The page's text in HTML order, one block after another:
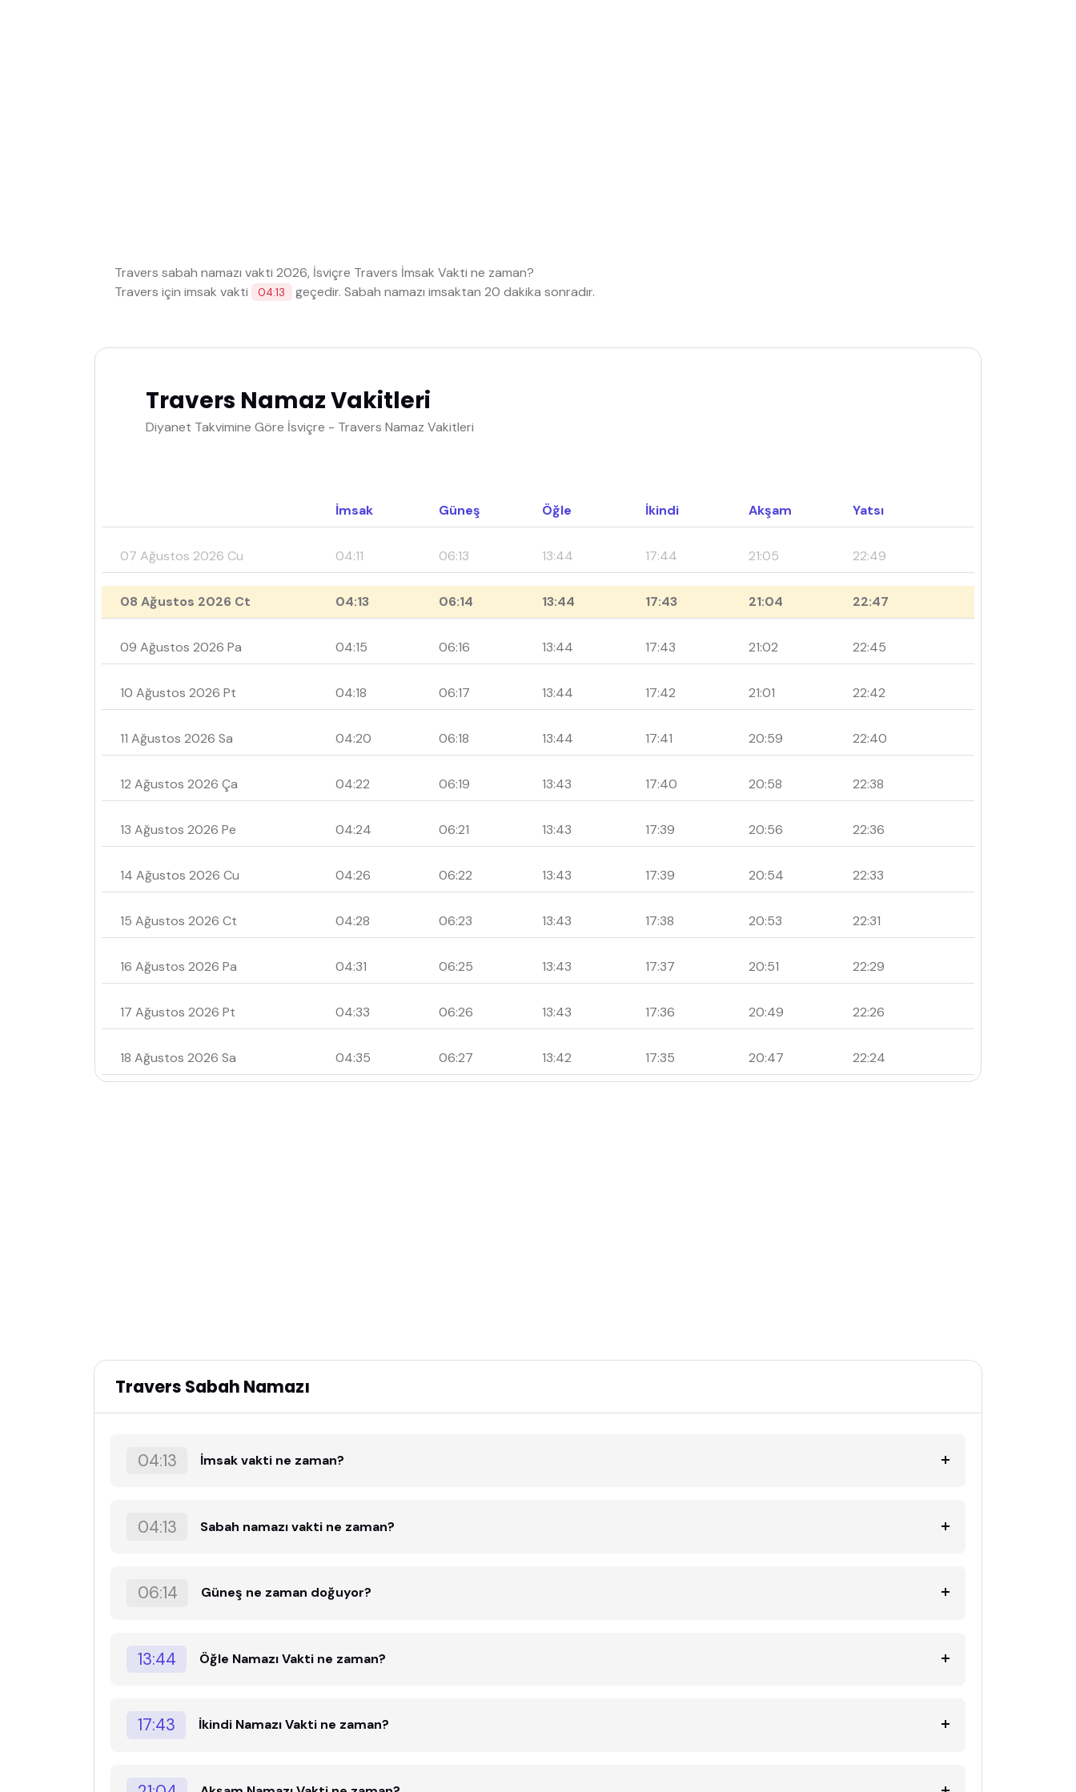
Travers sabah namazı vakti 2026, İsviçre Travers İmsak Vakti ne zaman?
Travers için imsak vakti
04:13 geçedir. Sabah namazı imsaktan 20 dakika sonradır.
Travers Namaz Vakitleri
Diyanet Takvimine Göre İsviçre - Travers Namaz Vakitleri
İmsak Güneş Öğle İkindi Akşam Yatsı
07 Ağustos 2026 Cu 04:11 06:13 13:44 17:44 21:05 22:49
08 Ağustos 2026 Ct 04:13 06:14 13:44 17:43 21:04 22:47
09 Ağustos 2026 Pa 04:15 06:16 13:44 17:43 21:02 22:45
10 Ağustos 2026 Pt 04:18 06:17 13:44 17:42 21:01 22:42
11 Ağustos 2026 Sa 04:20 06:18 13:44 17:41 20:59 22:40
12 Ağustos 2026 Ça 04:22 06:19 13:43 17:40 20:58 22:38
13 Ağustos 2026 Pe 04:24 06:21 13:43 17:39 20:56 22:36
14 Ağustos 2026 Cu 04:26 06:22 13:43 17:39 20:54 22:33
15 Ağustos 2026 Ct 04:28 06:23 13:43 17:38 20:53 22:31
16 Ağustos 2026 Pa 04:31 06:25 13:43 17:37 20:51 22:29
17 Ağustos 2026 Pt 04:33 06:26 13:43 17:36 20:49 22:26
18 Ağustos 2026 Sa 04:35 06:27 13:42 17:35 20:47 22:24
Travers Sabah Namazı
04:13 İmsak vakti ne zaman?
04:13 Sabah namazı vakti ne zaman?
06:14 Güneş ne zaman doğuyor?
13:44 Öğle Namazı Vakti ne zaman?
17:43 İkindi Namazı Vakti ne zaman?